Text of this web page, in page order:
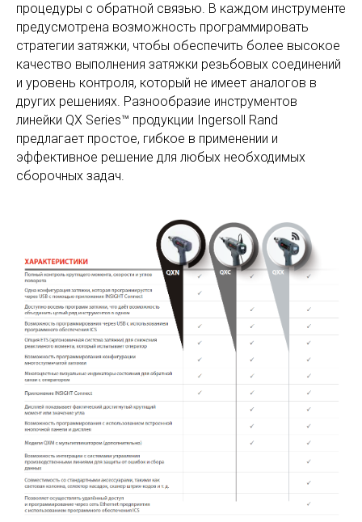
процедуры с обратной связью. В каждом инструменте
предусмотрена возможность программировать
стратегии затяжки, чтобы обеспечить более высокое
качество выполнения затяжки резьбовых соединений
и уровень контроля, который не имеет аналогов в
других решениях. Разнообразие инструментов
линейки QX Series™ продукции Ingersoll Rand
предлагает простое, гибкое в применении и
эффективное решение для любых необходимых
сборочных задач.